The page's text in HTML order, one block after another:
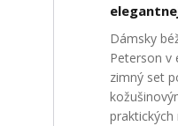
Dámsky
Peterson v
zimný set